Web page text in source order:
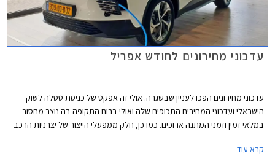
עדכוני מחירונים לחודש אפריל
עדכוני מחירונים הפכו לעניין שבשגרה. אולי זה אפקט של כניסת טסלה לשוק
הישראלי ועדכוני המחירים התכופים שלה ואולי ברוח התקופה בה נוצר מחסור
במלאי זמין וזמני המתנה ארוכים. כמו כן, חלק ממפעלי הייצור של יצרניות הרכב
קרא עוד